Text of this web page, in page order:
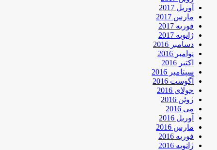
آوریل 2017
مارس 2017
فوریه 2017
ژانویه 2017
دسامبر 2016
نوامبر 2016
اکتبر 2016
سپتامبر 2016
آگوست 2016
جولای 2016
ژوئن 2016
می 2016
آوریل 2016
مارس 2016
فوریه 2016
ژانویه 2016